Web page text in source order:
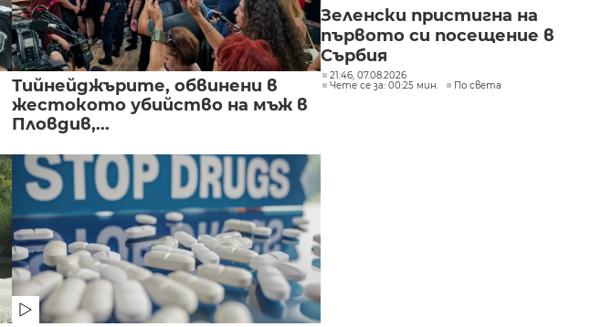
Тийнейджърите, обвинени в
жестокото убийство на мъж в
Пловдив,...
Зеленски пристигна на
първото си посещение в
Сърбия
21:46, 07.08.2026
Чете се за: 00:25 мин.
По света